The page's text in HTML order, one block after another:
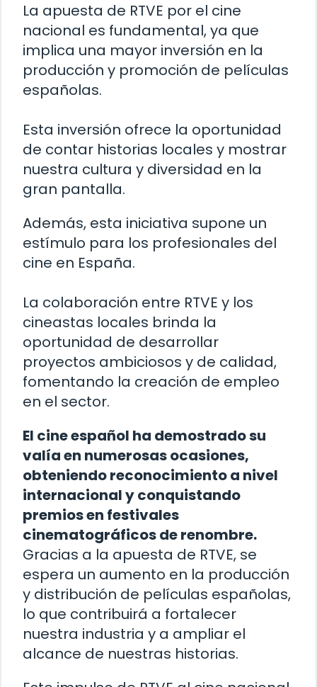
La apuesta de RTVE por el cine
nacional es fundamental, ya que
implica una mayor inversión en la
producción y promoción de películas
españolas.
Esta inversión ofrece la oportunidad
de contar historias locales y mostrar
nuestra cultura y diversidad en la
gran pantalla.
Además, esta iniciativa supone un
estímulo para los profesionales del
cine en España.
La colaboración entre RTVE y los
cineastas locales brinda la
oportunidad de desarrollar
proyectos ambiciosos y de calidad,
fomentando la creación de empleo
en el sector.
El cine español ha demostrado su
valía en numerosas ocasiones,
obteniendo reconocimiento a nivel
internacional y conquistando
premios en festivales
cinematográficos de renombre.
Gracias a la apuesta de RTVE, se
espera un aumento en la producción
y distribución de películas españolas,
lo que contribuirá a fortalecer
nuestra industria y a ampliar el
alcance de nuestras historias.